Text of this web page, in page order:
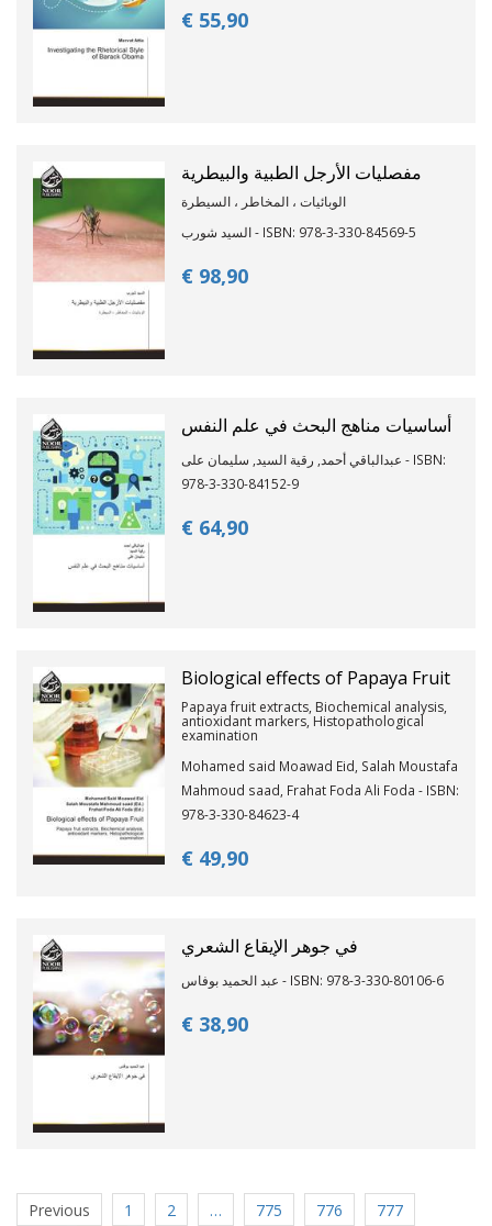
€ 55,90
مفصليات الأرجل الطبية والبيطرية
الوبائيات ، المخاطر ، السيطرة
السيد شورب - ISBN: 978-3-330-84569-5
€ 98,90
أساسيات مناهج البحث في علم النفس
عبدالباقي أحمد, رقية السيد, سليمان على - ISBN:
978-3-330-84152-9
€ 64,90
Biological effects of Papaya Fruit
Papaya fruit extracts, Biochemical analysis,
antioxidant markers, Histopathological
examination
Mohamed said Moawad Eid, Salah Moustafa
Mahmoud saad, Frahat Foda Ali Foda - ISBN:
978-3-330-84623-4
€ 49,90
في جوهر الإيقاع الشعري
عبد الحميد بوفاس - ISBN: 978-3-330-80106-6
€ 38,90
Previous 1 2 … 775 776
777